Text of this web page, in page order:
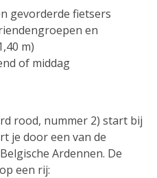
gevorderde fietsers
en
m)
of middag
rood, nummer 2) start bij
je door een van de
Ardennen. De
op een rij: